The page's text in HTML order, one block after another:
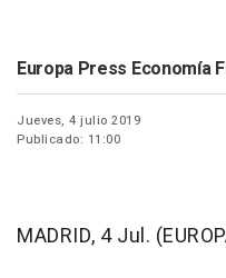
Europa Press Economía
Jueves, 4 julio 2019
Publicado: 11:00
MADRID, 4 Jul.